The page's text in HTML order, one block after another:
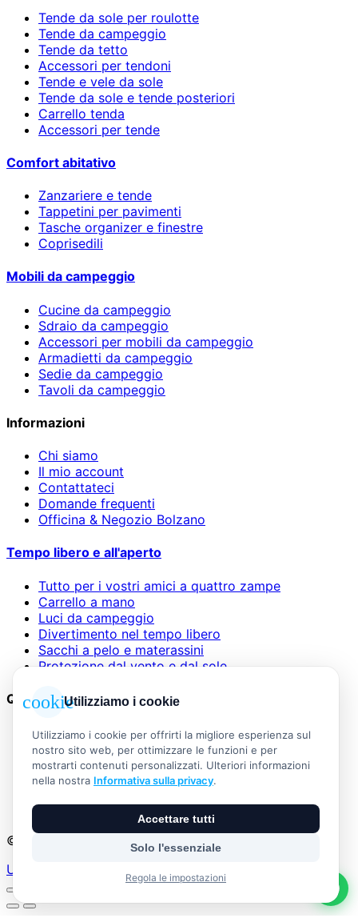
Tende da sole per roulotte
Tende da campeggio
Tende da tetto
Accessori per tendoni
Tende e vele da sole
Tende da sole e tende posteriori
Carrello tenda
Accessori per tende
Comfort abitativo
Zanzariere e tende
Tappetini per pavimenti
Tasche organizer e finestre
Coprisedili
Mobili da campeggio
Cucine da campeggio
Sdraio da campeggio
Accessori per mobili da campeggio
Armadietti da campeggio
Sedie da campeggio
Tavoli da campeggio
Informazioni
Chi siamo
Il mio account
Contattateci
Domande frequenti
Officina & Negozio Bolzano
Tempo libero e all'aperto
Tutto per i vostri amici a quattro zampe
Carrello a mano
Luci da campeggio
Divertimento nel tempo libero
Sacchi a pelo e materassini
Protezione dal vento e dal sole
Questioni legali
AGB
Informazioni legali
Informativa sulla privacy
Widerrufsbelehrung
Vertrag widerrufen
© 2026 Outdoor Living Alle Rechte vorbehalten
Umsetzung:
cookieUtilizziamo i cookie
Utilizziamo i cookie per offrirti la migliore esperienza sul
nostro sito web, per ottimizzare le funzioni e per
mostrarti contenuti personalizzati. Ulteriori informazioni
nella nostra Informativa sulla privacy.
Accettare tutti
Solo l'essenziale
Regola le impostazioni